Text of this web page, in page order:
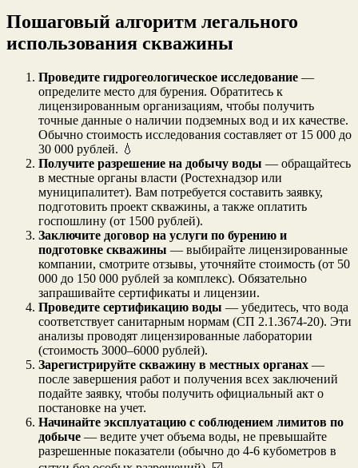
Пошаговый алгоритм легального
использования скважины
Проведите гидрогеологическое исследование —
определите место для бурения. Обратитесь к
лицензированным организациям, чтобы получить
точные данные о наличии подземных вод и их качестве.
Обычно стоимость исследования составляет от 15 000 до
30 000 рублей. 💧
Получите разрешение на добычу воды — обращайтесь
в местные органы власти (Ростехнадзор или
муниципалитет). Вам потребуется составить заявку,
подготовить проект скважины, а также оплатить
госпошлину (от 1500 рублей).
Заключите договор на услуги по бурению и
подготовке скважины — выбирайте лицензированные
компании, смотрите отзывы, уточняйте стоимость (от 50
000 до 150 000 рублей за комплекс). Обязательно
запрашивайте сертификаты и лицензии.
Проведите сертификацию воды — убедитесь, что вода
соответствует санитарным нормам (СП 2.1.3674-20). Эти
анализы проводят лицензированные лаборатории
(стоимость 3000–6000 рублей).
Зарегистрируйте скважину в местных органах —
после завершения работ и получения всех заключений
подайте заявку, чтобы получить официальный акт о
постановке на учет.
Начинайте эксплуатацию с соблюдением лимитов по
добыче — ведите учет объема воды, не превышайте
разрешенные показатели (обычно до 4-6 кубометров в